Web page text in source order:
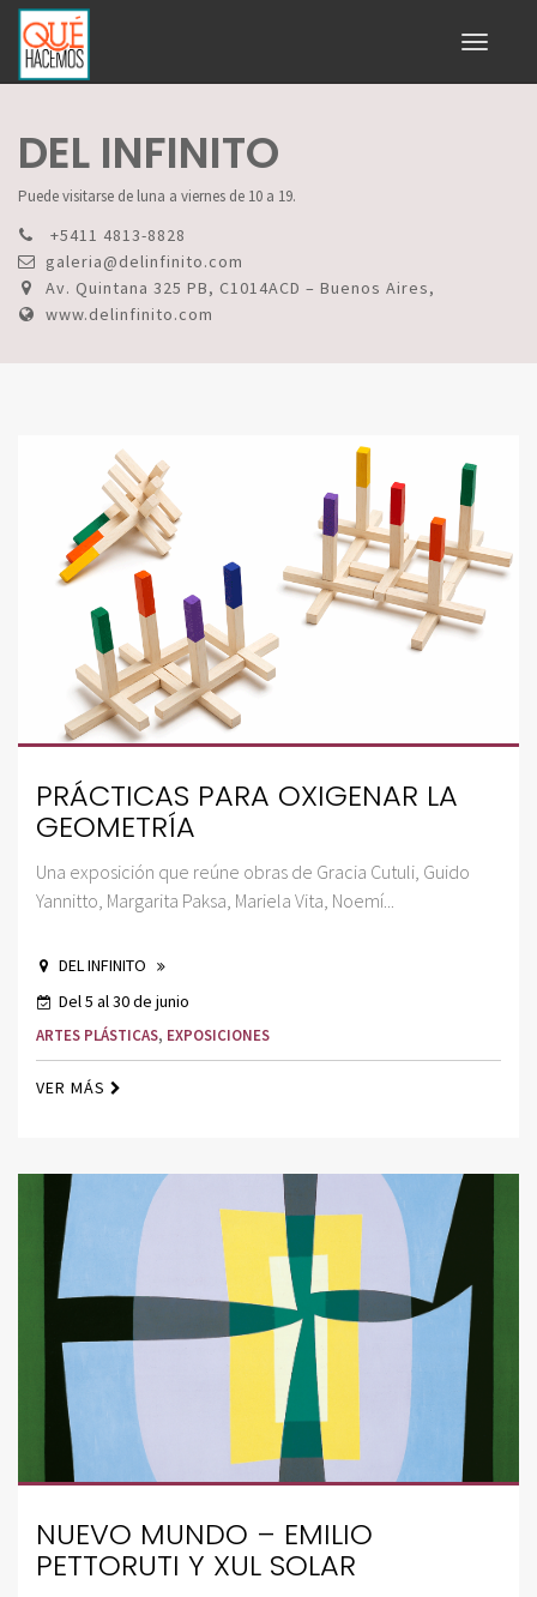
Toggle
DEL INFINITO
Puede visitarse de luna a viernes de 10 a 19.
+5411 4813-8828
galeria@delinfinito.com
Av. Quintana 325 PB, C1014ACD – Buenos Aires,
www.delinfinito.com
PRÁCTICAS PARA OXIGENAR LA
GEOMETRÍA
Una exposición que reúne obras de Gracia Cutuli, Guido
Yannitto, Margarita Paksa, Mariela Vita, Noemí...
DEL INFINITO
Del 5 al 30 de junio
ARTES PLÁSTICAS, EXPOSICIONES
VER MÁS
NUEVO MUNDO – EMILIO
PETTORUTI Y XUL SOLAR